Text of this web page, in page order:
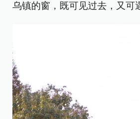
乌镇的窗，既可见过去，又可